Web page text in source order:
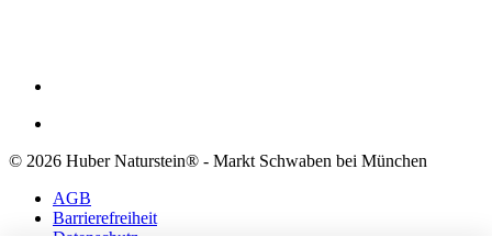
© 2026 Huber Naturstein® - Markt Schwaben bei München
AGB
Barrierefreiheit
Datenschutz